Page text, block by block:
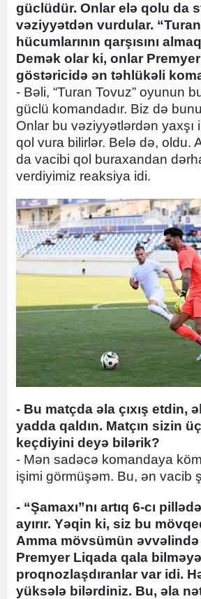
güclüdür. Onlar elə qolu da
vəziyyətdən vurdular.
hücumlarının qarşısını
Demək olar ki, onlar
göstəricidə ən təhlükəli
- Bəli, “Turan Tovuz” oyunun
güclü komandadır. Biz də
Onlar bu vəziyyətlərdən yaxşı
qol vura bilirlər. Belə də, oldu.
da vacibi qol buraxandan
verdiyimiz reaksiya idi.
- Bu matçda əla çıxış etdin,
yadda qaldın. Matçın sizin
keçdiyini deyə bilərik?
- Mən sadəcə komandaya
işimi görmüşəm. Bu, ən vacib
- “Şamaxı”nı artıq 6-cı
ayırır. Yəqin ki, siz bu
Amma mövsümün əvvəlində
Premyer Liqada qala
proqnozlaşdıranlar var idi.
yüksələ bilərdiniz. Bu, əla